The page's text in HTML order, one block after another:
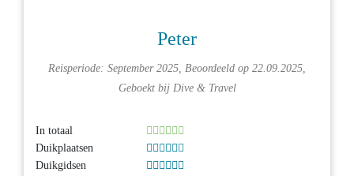
Peter
Reisperiode: September 2025, Beoordeeld op 22.09.2025,
Geboekt bij Dive & Travel
In totaal
Duikplaatsen
Duikgidsen